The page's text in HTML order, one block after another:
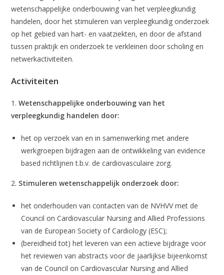
wetenschappelijke onderbouwing van het verpleegkundig
handelen, door het stimuleren van verpleegkundig onderzoek
op het gebied van hart- en vaatziekten, en door de afstand
tussen praktijk en onderzoek te verkleinen door scholing en
netwerkactiviteiten.
Activiteiten
1.Wetenschappelijke onderbouwing van het
verpleegkundig handelen door:
het op verzoek van en in samenwerking met andere
werkgroepen bijdragen aan de ontwikkeling van evidence
based richtlijnen t.b.v. de cardiovasculaire zorg.
2. Stimuleren wetenschappelijk onderzoek door:
het onderhouden van contacten van de NVHVV met de
Council on Cardiovascular Nursing and Allied Professions
van de European Society of Cardiology (ESC);
(bereidheid tot) het leveren van een actieve bijdrage voor
het reviewen van abstracts voor de jaarlijkse bijeenkomst
van de Council on Cardiovascular Nursing and Allied